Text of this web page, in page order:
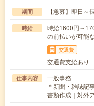
期間 【急募】即日～
時給
時給1600円～
の前払いが可能
交通費
交通費支給あり
仕事内容
一般事務
＊新聞・雑誌記
書類作成｜対外